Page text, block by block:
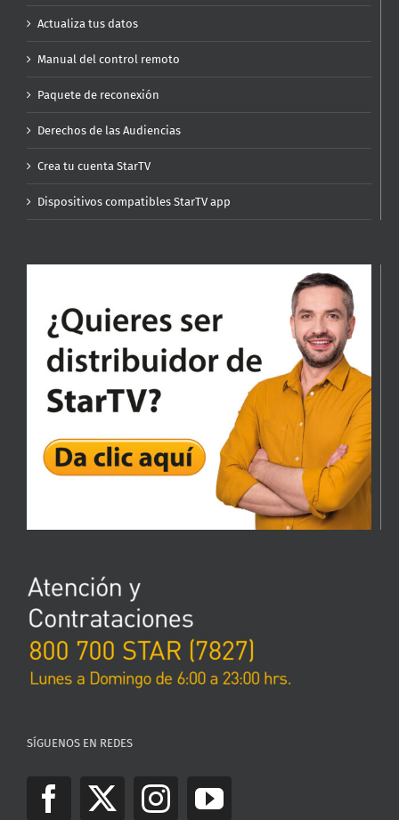
Actualiza tus datos
Manual del control remoto
Paquete de reconexión
Derechos de las Audiencias
Crea tu cuenta StarTV
Dispositivos compatibles StarTV app
SÍGUENOS EN REDES